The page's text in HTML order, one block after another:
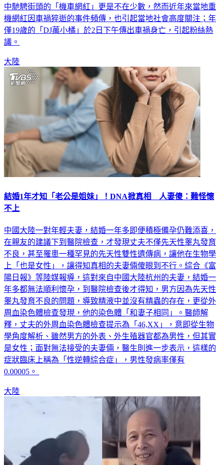
中馳騁街頭的「機車網紅」更是不在少數，然而近年來當地重
機網紅因車禍猝逝的事件頻傳，也引起當地社會高度關注；年
僅19歲的「DJ萬小橘」於2日下午傳出車禍身亡，引起粉絲熱
議。
大陸
結婚1年才知「老公是姐妹」！DNA掀真相 人妻傻：難怪懷
不上
中國大陸一對年輕夫妻，結婚一年多即便積極備孕仍難添喜，
在親友的建議下到醫院檢查，才發現丈夫不僅先天性睾丸發育
不良，甚至罹患一種罕見的先天性雙性遺傳病，讓他在生物學
上「也是女性」，讓得知真相的夫妻倆傻眼到不行。綜合《富
陽日報》等陸媒報導，這對來自中國大陸杭州的夫妻，結婚一
年多都無法順利懷孕，到醫院檢查後才得知，男方因為先天性
睾丸發育不良的問題，導致精液中並沒有精蟲的存在，更從外
周血染色體檢查發現，他的染色體「和妻子相同」。醫師解
釋，丈夫的外周血染色體檢查提示為「46,XX」，意即從生物
學角度解析、雖然男方的外表、外生殖器官都為男性，但其實
是女性；面對無法接受的夫妻倆，醫生則進一步表示，這樣的
症狀臨床上稱為「性逆轉綜合症」，男性發病率僅有
0.00005。
大陸